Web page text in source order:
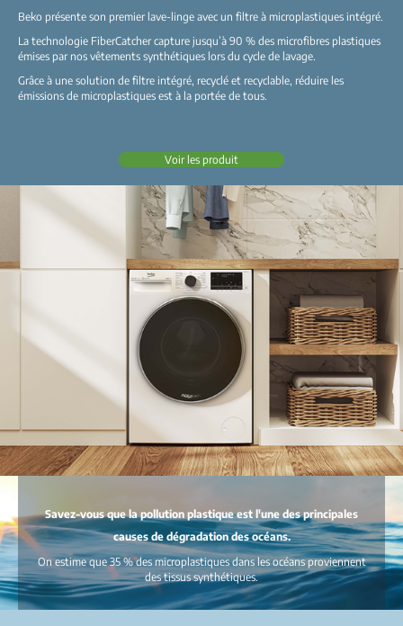
Beko présente son premier lave-linge avec un filtre à microplastiques intégré.
La technologie FiberCatcher capture jusqu’à 90 % des microfibres plastiques
émises par nos vêtements synthétiques lors du cycle de lavage.
Grâce à une solution de filtre intégré, recyclé et recyclable, réduire les
émissions de microplastiques est à la portée de tous.
Voir les produit
Savez-vous que la pollution plastique est l'une des principales
causes de dégradation des océans.
On estime que 35 % des microplastiques dans les océans proviennent
des tissus synthétiques.